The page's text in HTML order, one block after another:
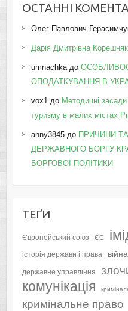
ОСТАННІ
Олег Павлович
Дарія Дмитрівна Корешняк
umnachkaдо
ОПОДАТКУВАННЯ В
vox1 до Методичні засади
туризму в малих містах
anny3845до ПРИЧИНИ
ДЕРЖАВНОГО БОРГУ
БОРГОВОЇ ПОЛІТИКИ
ТЕҐИ
Європейський союз ЄС
історія держави і права війна
державне управління
комунікація
кримінальне право